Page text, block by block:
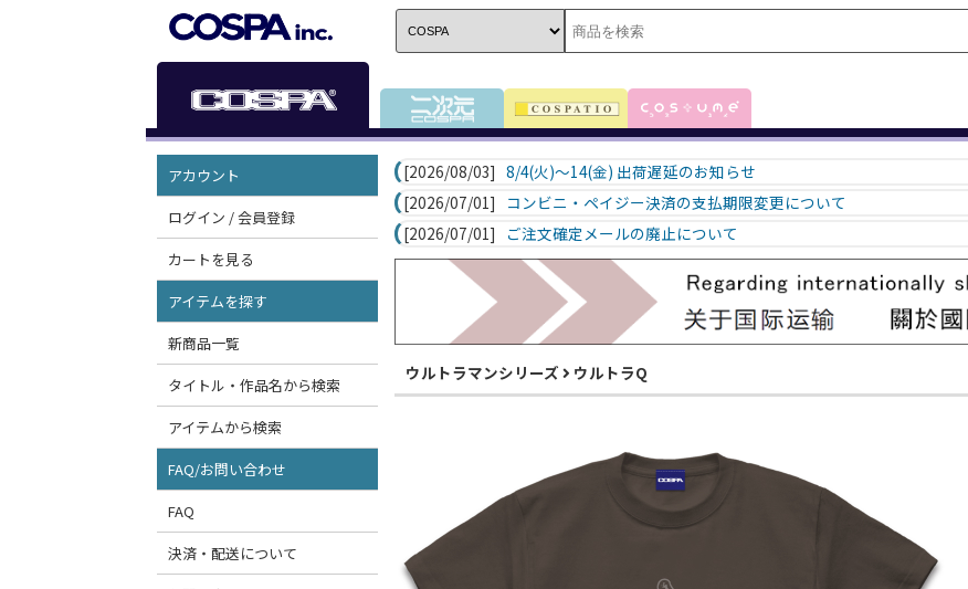
アカウント
ログイン / 会員登録
カートを見る
アイテムを探す
新商品一覧
タイトル・作品名から検索
アイテムから検索
FAQ/お問い合わせ
FAQ
決済・配送について
[2026/08/03] 8/4(火)～14(金) 出荷遅延のお知らせ
[2026/07/01]
コンビニ・ペイジー決済の支払期限変更について
[2026/07/01]
ご注文確定メールの廃止について
ウルトラマンシリーズ ウルトラQ